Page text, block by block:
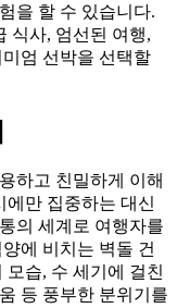
을 할 수 있습니다.
식사, 엄선된 여행,
엄 선박을 선택할
하고 친밀하게 이해
에만 집중하는 대신
의 세계로 여행자를
에 비치는 벽돌 건
습, 수 세기에 걸친
등 풍부한 분위기를